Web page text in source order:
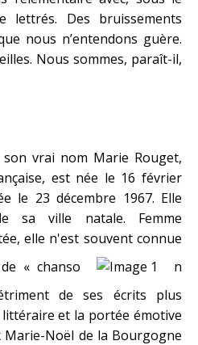
lettrés. Des bruissements
nous n’entendons guère.
Nous sommes, paraît-il,
vrai nom Marie Rouget,
est née le 16 février
le 23 décembre 1967. Elle
sa ville natale. Femme
elle n'est souvent connue
« chanso
n
de ses écrits plus
et la portée émotive
Noël de la Bourgogne